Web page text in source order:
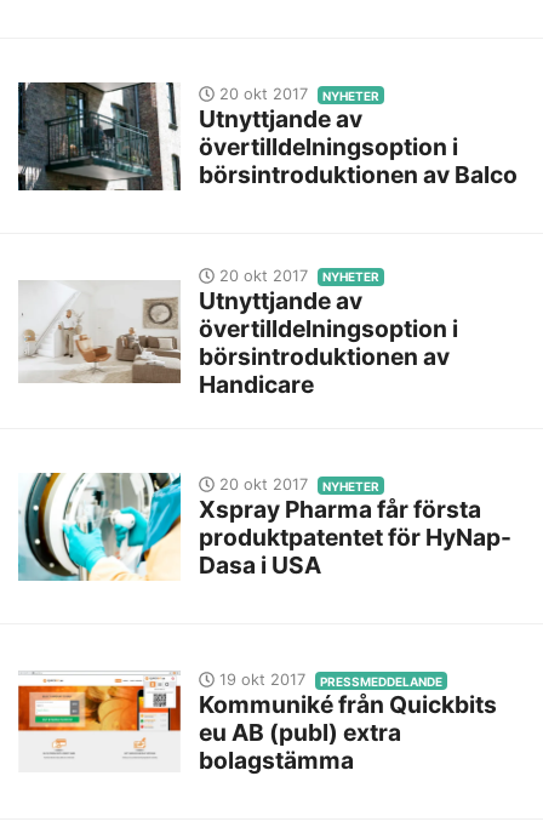
20 okt 2017 NYHETER
Utnyttjande av
övertilldelningsoption i
börsintroduktionen av Balco
20 okt 2017 NYHETER
Utnyttjande av
övertilldelningsoption i
börsintroduktionen av
Handicare
20 okt 2017 NYHETER
Xspray Pharma får första
produktpatentet för HyNap-
Dasa i USA
19 okt 2017 PRESSMEDDELANDE
Kommuniké från Quickbits
eu AB (publ) extra
bolagstämma